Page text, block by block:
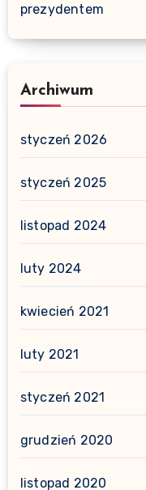
prezydentem
Archiwum
styczeń 2026
styczeń 2025
listopad 2024
luty 2024
kwiecień 2021
luty 2021
styczeń 2021
grudzień 2020
listopad 2020